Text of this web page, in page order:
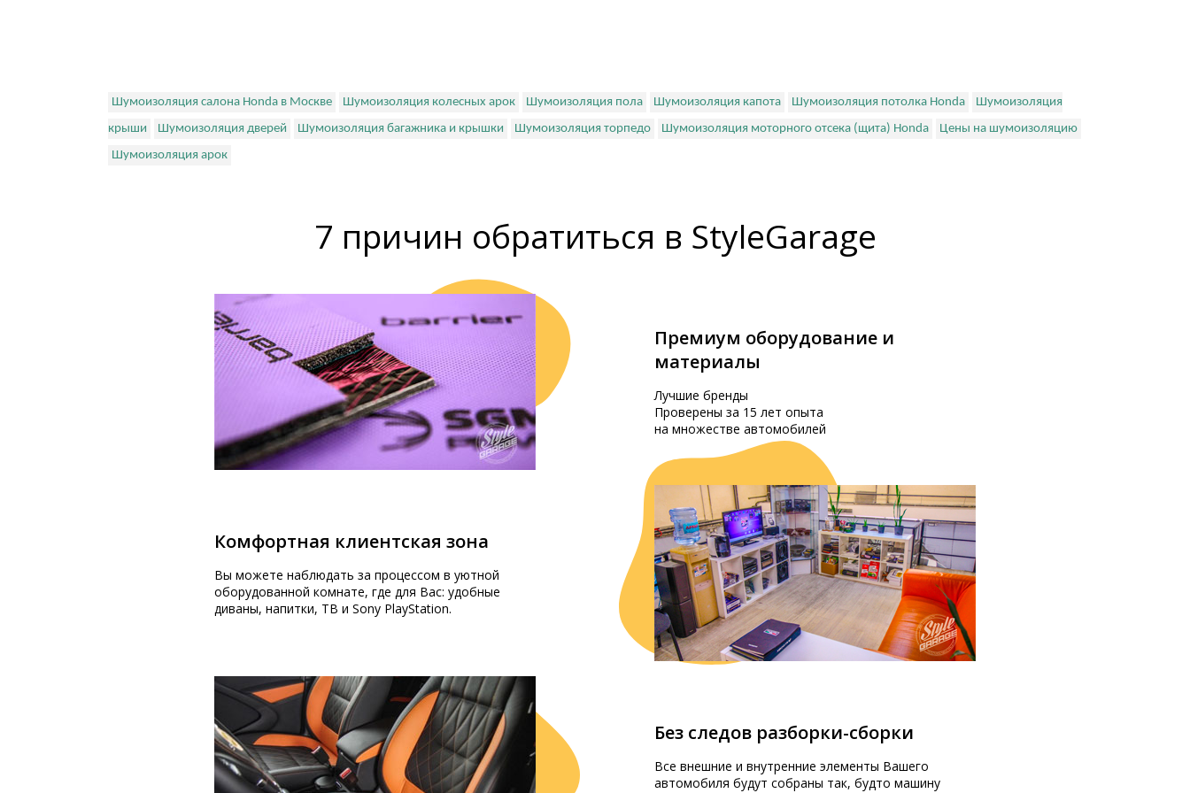
Шумоизоляция салона Honda в Москве Шумоизоляция колесных арок Шумоизоляция пола Шумоизоляция капота Шумоизоляция потолка Honda
Шумоизоляция
крыши
Шумоизоляция дверей Шумоизоляция багажника и крышки Шумоизоляция торпедо Шумоизоляция моторного отсека (щита) Honda
Цены на шумоизоляцию
Шумоизоляция арок
7 причин обратиться в StyleGarage
Премиум оборудование и
материалы
Лучшие бренды
Проверены за 15 лет опыта
на множестве автомобилей
Комфортная клиентская зона
Вы можете наблюдать за процессом в уютной
оборудованной комнате, где для Вас: удобные
диваны, напитки, ТВ и Sony PlayStation.
Без следов разборки-сборки
Все внешние и внутренние элементы Вашего
автомобиля будут собраны так, будто машину